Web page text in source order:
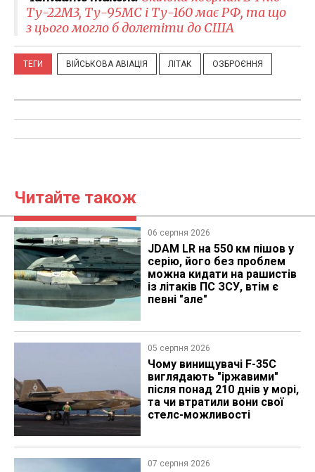
Ту-22М3, Ту-95МС і Ту-160 має РФ, та що
з цього могло б долетіти до США
ТЕГИ ВІЙСЬКОВА АВІАЦІЯ ЛІТАК ОЗБРОЄННЯ
Читайте також
06 серпня 2026
JDAM LR на 550 км пішов у
серію, його без проблем
можна кидати на рашистів
із літаків ПС ЗСУ, втім є
певні "але"
05 серпня 2026
Чому винищувачі F-35C
виглядають "іржавими"
після понад 210 днів у морі,
та чи втратили вони свої
стелс-можливості
07 серпня 2026